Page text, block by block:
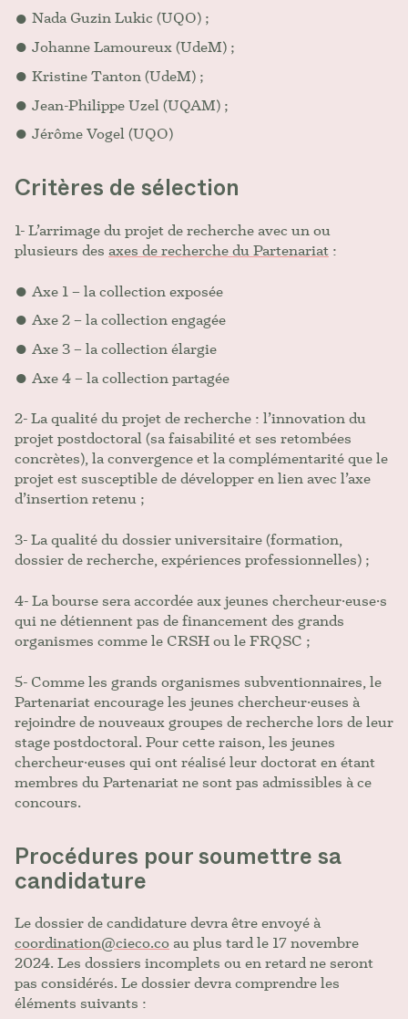
Nada Guzin Lukic (UQO) ;
Johanne Lamoureux (UdeM) ;
Kristine Tanton (UdeM) ;
Jean-Philippe Uzel (UQAM) ;
Jérôme Vogel (UQO)
Critères de sélection
1- L’arrimage du projet de recherche avec un ou
plusieurs des axes de recherche du Partenariat :
Axe 1 – la collection exposée
Axe 2 – la collection engagée
Axe 3 – la collection élargie
Axe 4 – la collection partagée
2- La qualité du projet de recherche : l’innovation du
projet postdoctoral (sa faisabilité et ses retombées
concrètes), la convergence et la complémentarité que le
projet est susceptible de développer en lien avec l’axe
d’insertion retenu ;
3- La qualité du dossier universitaire (formation,
dossier de recherche, expériences professionnelles) ;
4- La bourse sera accordée aux jeunes chercheur·euse·s
qui ne détiennent pas de financement des grands
organismes comme le CRSH ou le FRQSC ;
5- Comme les grands organismes subventionnaires, le
Partenariat encourage les jeunes chercheur·euses à
rejoindre de nouveaux groupes de recherche lors de leur
stage postdoctoral. Pour cette raison, les jeunes
chercheur·euses qui ont réalisé leur doctorat en étant
membres du Partenariat ne sont pas admissibles à ce
concours.
Procédures pour soumettre sa
candidature
Le dossier de candidature devra être envoyé à
coordination@cieco.coau plus tard le 17 novembre
2024. Les dossiers incomplets ou en retard ne seront
pas considérés. Le dossier devra comprendre les
éléments suivants :